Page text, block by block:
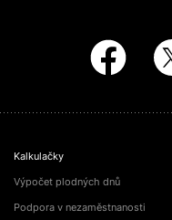
Kalkulačky
Výpočet plodných dnů
Podpora v nezaměstnanosti